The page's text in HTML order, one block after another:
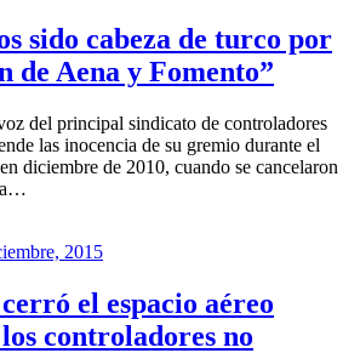
sido cabeza de turco por
de Aena y Fomento”
del principal sindicato de controladores
las inocencia de su gremio durante el
diciembre de 2010, cuando se cancelaron
2015
el espacio aéreo
controladores no